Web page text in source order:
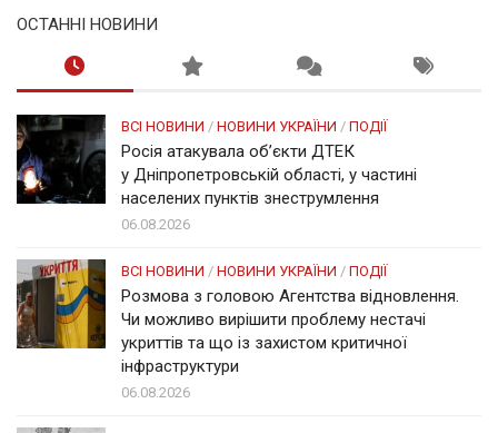
ОСТАННІ НОВИНИ
ВСІ НОВИНИ / НОВИНИ УКРАЇНИ / ПОДІЇ
Росія атакувала об’єкти ДТЕК
у Дніпропетровській області, у частині
населених пунктів знеструмлення
06.08.2026
ВСІ НОВИНИ / НОВИНИ УКРАЇНИ / ПОДІЇ
Розмова з головою Агентства відновлення.
Чи можливо вирішити проблему нестачі
укриттів та що із захистом критичної
інфраструктури
06.08.2026